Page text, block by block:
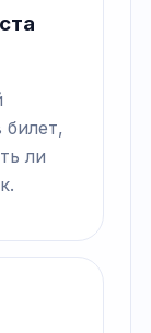
билет,
ли